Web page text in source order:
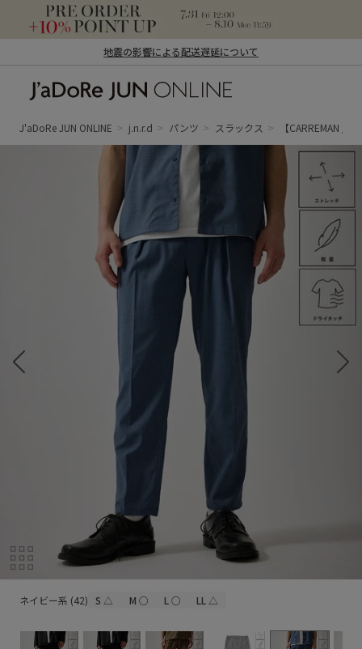
地震の影響による配送遅延について
ン オンライン）
J'aDoRe JUN ONLINE j.n.r.d パンツ スラックス 【CARREMAN /
ネイビー系 (42) S △ M ○ L ○ LL △